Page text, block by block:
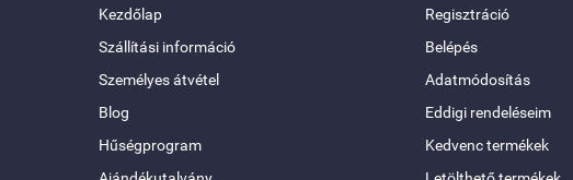
Kezdőlap
Szállítási információ
Személyes átvétel
Blog
Hűségprogram
Regisztráció
Belépés
Adatmódosítás
Eddigi rendeléseim
Kedvenc termékek